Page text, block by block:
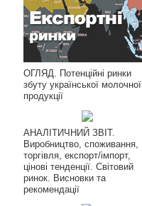
ОГЛЯД. Потенційні ринки
збуту української молочної
продукції
АНАЛІТИЧНИЙ ЗВІТ.
Виробництво, споживання,
торгівля, експорт/імпорт,
цінові тенденції. Світовий
ринок. Висновки та
рекомендації